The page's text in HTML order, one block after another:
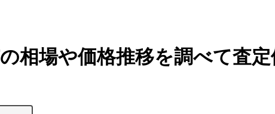
相場や価格推移を調べて査